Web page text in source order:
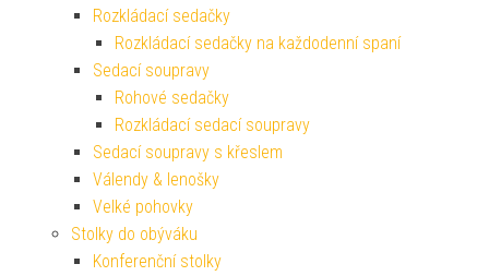
Rozkládací sedačky
Rozkládací sedačky na každodenní spaní
Sedací soupravy
Rohové sedačky
Rozkládací sedací soupravy
Sedací soupravy s křeslem
Válendy & lenošky
Velké pohovky
Stolky do obýváku
Konferenční stolky